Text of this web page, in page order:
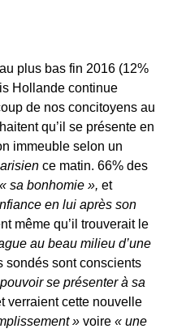
plus bas fin 2016 (12%
Hollande continue
de nos concitoyens au
qu’il se présente en
immeuble selon un
ce matin. 66% des
« sa bonhomie », et
en lui après son
même qu’il trouverait le
au beau milieu d’une
sondés sont conscients
se présenter à sa
verraient cette nouvelle
»voire « une